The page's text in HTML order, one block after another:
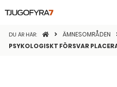
DU ÄR HÄR: STARTSIDANÄMNESOMRÅDEN
PSYKOLOGISKT FÖRSVAR